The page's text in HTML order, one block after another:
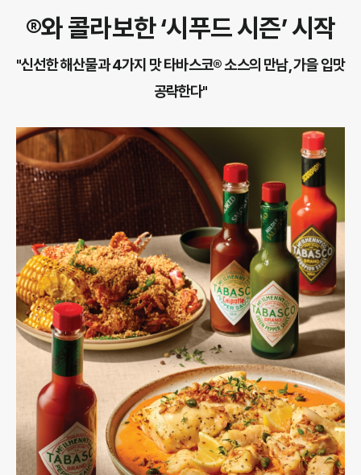
®와 콜라보한 ‘시푸드 시즌’ 시작
"신선한 해산물과 4가지 맛 타바스코® 소스의 만남, 가을 입맛
공략한다"